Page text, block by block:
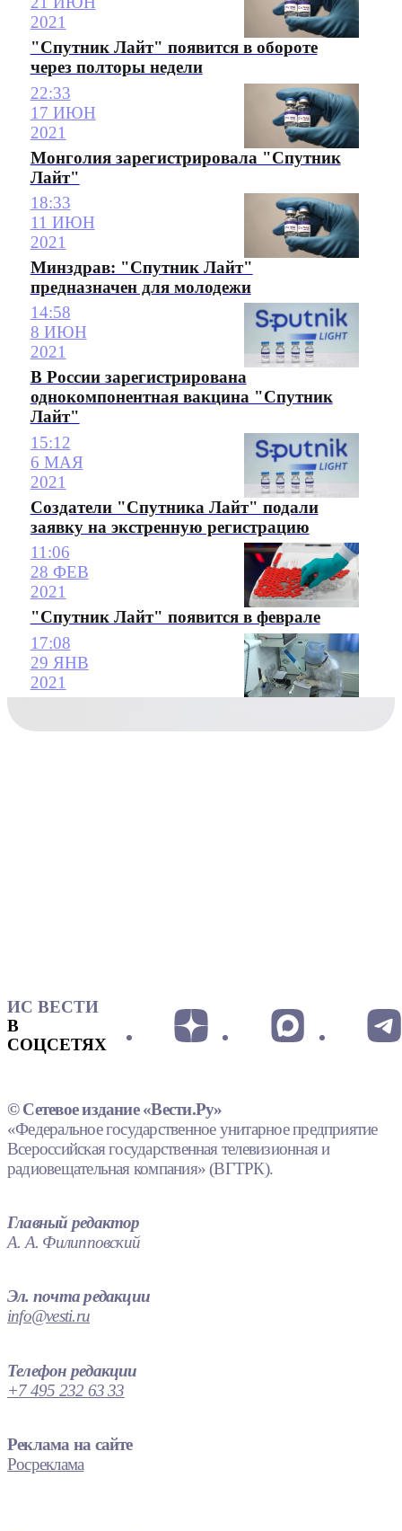
2021
"Спутник Лайт" появится в обороте
через полторы недели
22:33
17 ИЮН
2021
Монголия зарегистрировала "Спутник
Лайт"
18:33
11 ИЮН
2021
Минздрав: "Спутник Лайт"
предназначен для молодежи
14:58
8 ИЮН
2021
В России зарегистрирована
однокомпонентная вакцина "Спутник
Лайт"
15:12
6 МАЯ
2021
Создатели "Спутника Лайт" подали
заявку на экстренную регистрацию
11:06
28 ФЕВ
2021
"Спутник Лайт" появится в феврале
17:08
29 ЯНВ
2021
ИС ВЕСТИ
В
СОЦСЕТЯХ
© Сетевое издание «Вести.Ру»
«Федеральное государственное унитарное предприятие
Всероссийская государственная телевизионная и
радиовещательная компания» (ВГТРК).
Главный редактор
А. А. Филипповский
Эл. почта редакции
info@vesti.ru
Телефон редакции
+7 495 232 63 33
Реклама на сайте
Росреклама